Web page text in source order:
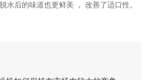
水后的味道也更鲜美 ， 改善了适口性。